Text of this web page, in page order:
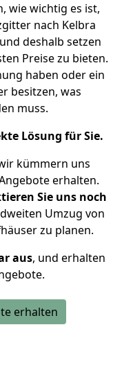
wie wichtig es ist,
nach Kelbra
deshalb setzen
Preise zu bieten.
haben oder ein
besitzen, was
muss.
Lösung für Sie.
kümmern uns
erhalten.
Sie uns noch
Umzug von
zu planen.
aus, und erhalten
erhalten